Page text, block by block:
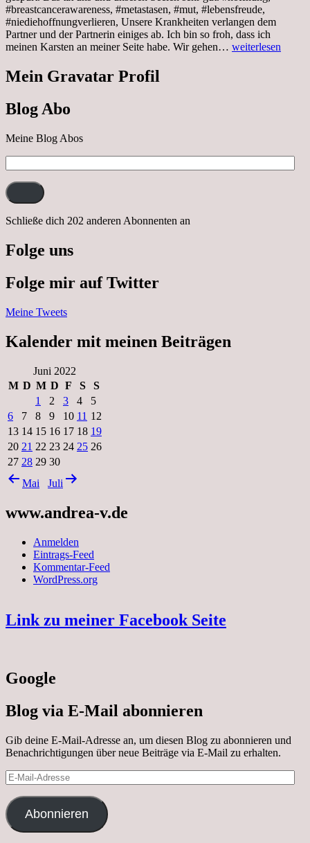
#breastcancerawareness, #metastasen, #mut, #lebensfreude,
#niediehoffnungverlieren, Unsere Krankheiten verlangen dem
Partner und der Partnerin einiges ab. Ich bin so froh, dass ich
meinen Karsten an meiner Seite habe. Wir gehen… Sonnabend,
weiterlesen
Mein Gravatar Profil
Blog Abo
Meine Blog Abos
Mail-
Adresse:
Schließe dich 202 anderen Abonnenten an
Folge uns
Folge mir auf Twitter
Meine Tweets
Kalender mit meinen Beiträgen
Juni 2022
M D M D F S
S
1
2 3 4
5
6
7 8 9 10 11 12
13 14 15 16 17 18 19
20 21 22 23 24 25 26
27 28 29 30
Mai
Juli
www.andrea-v.de
Anmelden
Eintrags-Feed
Kommentar-Feed
WordPress.org
Link zu meiner Facebook Seite
Google
Blog via E-Mail abonnieren
Gib deine E-Mail-Adresse an, um diesen Blog zu abonnieren und
Benachrichtigungen über neue Beiträge via E-Mail zu erhalten.
E-
Mail-
Adresse
Abonnieren